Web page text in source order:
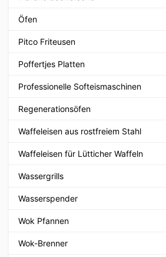
Öfen
Pitco Friteusen
Poffertjes Platten
Professionelle Softeismaschinen
Regenerationsöfen
Waffeleisen aus rostfreiem Stahl
Waffeleisen für Lütticher Waffeln
Wassergrills
Wasserspender
Wok Pfannen
Wok-Brenner